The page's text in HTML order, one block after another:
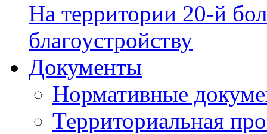
На территории 20-й
благоустройству
Документы
Нормативные
Территориальная